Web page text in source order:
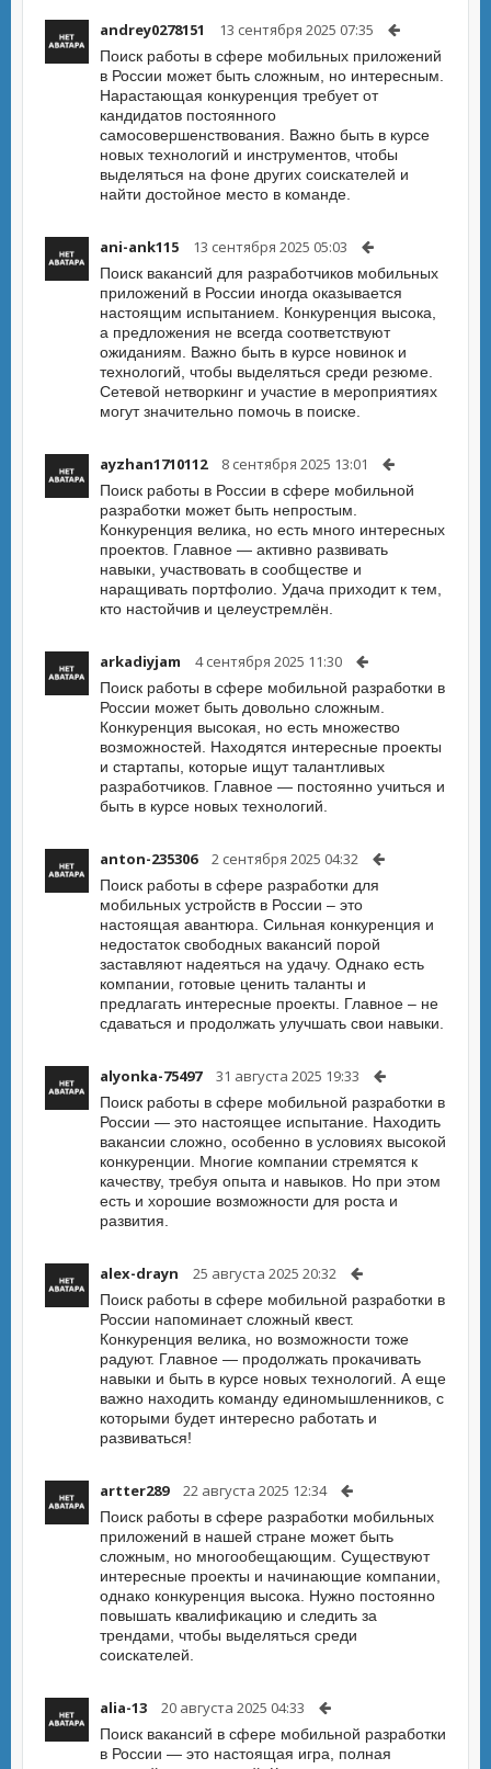
andrey0278151 13 сентября 2025 07:35
Поиск работы в сфере мобильных приложений
в России может быть сложным, но интересным.
Нарастающая конкуренция требует от
кандидатов постоянного
самосовершенствования. Важно быть в курсе
новых технологий и инструментов, чтобы
выделяться на фоне других соискателей и
найти достойное место в команде.
ani-ank115 13 сентября 2025 05:03
Поиск вакансий для разработчиков мобильных
приложений в России иногда оказывается
настоящим испытанием. Конкуренция высока,
а предложения не всегда соответствуют
ожиданиям. Важно быть в курсе новинок и
технологий, чтобы выделяться среди резюме.
Сетевой нетворкинг и участие в мероприятиях
могут значительно помочь в поиске.
ayzhan1710112 8 сентября 2025 13:01
Поиск работы в России в сфере мобильной
разработки может быть непростым.
Конкуренция велика, но есть много интересных
проектов. Главное — активно развивать
навыки, участвовать в сообществе и
наращивать портфолио. Удача приходит к тем,
кто настойчив и целеустремлён.
arkadiyjam 4 сентября 2025 11:30
Поиск работы в сфере мобильной разработки в
России может быть довольно сложным.
Конкуренция высокая, но есть множество
возможностей. Находятся интересные проекты
и стартапы, которые ищут талантливых
разработчиков. Главное — постоянно учиться и
быть в курсе новых технологий.
anton-235306 2 сентября 2025 04:32
Поиск работы в сфере разработки для
мобильных устройств в России – это
настоящая авантюра. Сильная конкуренция и
недостаток свободных вакансий порой
заставляют надеяться на удачу. Однако есть
компании, готовые ценить таланты и
предлагать интересные проекты. Главное – не
сдаваться и продолжать улучшать свои навыки.
alyonka-75497 31 августа 2025 19:33
Поиск работы в сфере мобильной разработки в
России — это настоящее испытание. Находить
вакансии сложно, особенно в условиях высокой
конкуренции. Многие компании стремятся к
качеству, требуя опыта и навыков. Но при этом
есть и хорошие возможности для роста и
развития.
alex-drayn 25 августа 2025 20:32
Поиск работы в сфере мобильной разработки в
России напоминает сложный квест.
Конкуренция велика, но возможности тоже
радуют. Главное — продолжать прокачивать
навыки и быть в курсе новых технологий. А еще
важно находить команду единомышленников, с
которыми будет интересно работать и
развиваться!
artter289 22 августа 2025 12:34
Поиск работы в сфере разработки мобильных
приложений в нашей стране может быть
сложным, но многообещающим. Существуют
интересные проекты и начинающие компании,
однако конкуренция высока. Нужно постоянно
повышать квалификацию и следить за
трендами, чтобы выделяться среди
соискателей.
alia-13 20 августа 2025 04:33
Поиск вакансий в сфере мобильной разработки
в России — это настоящая игра, полная